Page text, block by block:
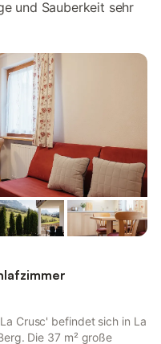
und Sauberkeit sehr
Crusc' befindet sich in La
Die 37 m² große